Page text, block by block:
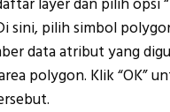
layer dan pilih opsi
sini, pilih simbol
data atribut yang
polygon. Klik “OK”